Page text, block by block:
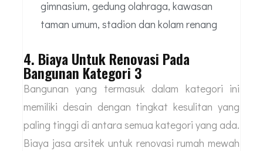
gimnasium, gedung olahraga, kawasan
taman umum, stadion dan kolam renang
4. Biaya Untuk Renovasi Pada
Bangunan Kategori 3
Bangunan yang termasuk dalam kategori ini
memiliki desain dengan tingkat kesulitan yang
paling tinggi di antara semua kategori yang ada.
Biaya jasa arsitek untuk renovasi rumah mewah